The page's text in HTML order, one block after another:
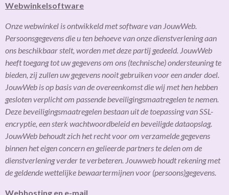
Webwinkelsoftware
Onze webwinkel is ontwikkeld met software van JouwWeb.
Persoonsgegevens die u ten behoeve van onze dienstverlening aan
ons beschikbaar stelt, worden met deze partij gedeeld. JouwWeb
heeft toegang tot uw gegevens om ons (technische) ondersteuning te
bieden, zij zullen uw gegevens nooit gebruiken voor een ander doel.
JouwWeb is op basis van de overeenkomst die wij met hen hebben
gesloten verplicht om passende beveiligingsmaatregelen te nemen.
Deze beveiligingsmaatregelen bestaan uit de toepassing van SSL-
encryptie, een sterk wachtwoordbeleid en beveiligde dataopslag.
JouwWeb behoudt zich het recht voor om verzamelde gegevens
binnen het eigen concern en gelieerde partners te delen om de
dienstverlening verder te verbeteren. Jouwweb houdt rekening met
de geldende wettelijke bewaartermijnen voor (persoons)gegevens.
Webhosting en e-mail